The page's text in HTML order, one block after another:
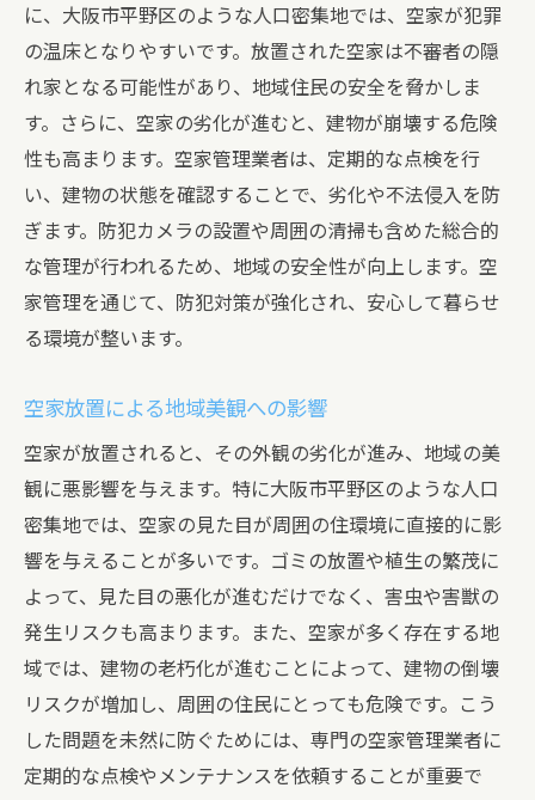
地域特性を考慮した空家リフォームの提案
地元企業との連携による空家管理のメリッ
ト
空家管理で地域の価値を守る大阪市平野区の実
例
成功事例から学ぶ空家管理の重要性
実際に空家管理が行われた事例紹介
空家管理による地域価値向上の具体例
地元住民の声から見る空家管理の効果
空家管理が地域コミュニティに与えた影響
防犯と美観を保つための空家管理の必要性
空家がもたらす防犯上のリスクとその対策
美観維持のための空家管理の基本
防犯対策としての空家巡回サービス
空家管理による地域の景観保全の重要性
防犯カメラ設置による空家管理の効果
空家管理が地域の安全と美観に与える影響
地域の特性を考慮した空家管理のベストプラク
に、大阪市平野区のような人口密集地では、空家が犯罪
の温床となりやすいです。放置された空家は不審者の隠
れ家となる可能性があり、地域住民の安全を脅かしま
す。さらに、空家の劣化が進むと、建物が崩壊する危険
性も高まります。空家管理業者は、定期的な点検を行
い、建物の状態を確認することで、劣化や不法侵入を防
ぎます。防犯カメラの設置や周囲の清掃も含めた総合的
な管理が行われるため、地域の安全性が向上します。空
家管理を通じて、防犯対策が強化され、安心して暮らせ
る環境が整います。
空家放置による地域美観への影響
空家が放置されると、その外観の劣化が進み、地域の美
観に悪影響を与えます。特に大阪市平野区のような人口
密集地では、空家の見た目が周囲の住環境に直接的に影
響を与えることが多いです。ゴミの放置や植生の繁茂に
よって、見た目の悪化が進むだけでなく、害虫や害獣の
発生リスクも高まります。また、空家が多く存在する地
域では、建物の老朽化が進むことによって、建物の倒壊
リスクが増加し、周囲の住民にとっても危険です。こう
した問題を未然に防ぐためには、専門の空家管理業者に
定期的な点検やメンテナンスを依頼することが重要で